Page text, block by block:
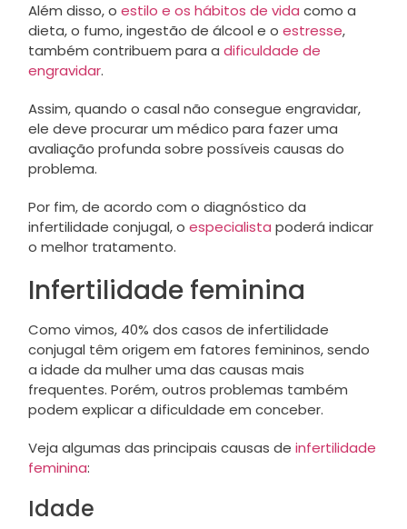
Além disso, o estilo e os hábitos de vida como a
dieta, o fumo, ingestão de álcool e o estresse,
também contribuem para a dificuldade de
engravidar.
Assim, quando o casal não consegue engravidar,
ele deve procurar um médico para fazer uma
avaliação profunda sobre possíveis causas do
problema.
Por fim, de acordo com o diagnóstico da
infertilidade conjugal, o especialista poderá indicar
o melhor tratamento.
Infertilidade feminina
Como vimos, 40% dos casos de infertilidade
conjugal têm origem em fatores femininos, sendo
a idade da mulher uma das causas mais
frequentes. Porém, outros problemas também
podem explicar a dificuldade em conceber.
Veja algumas das principais causas de infertilidade
feminina:
Idade